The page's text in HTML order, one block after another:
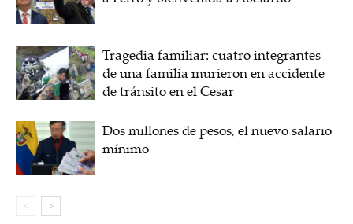
Tragedia familiar: cuatro integrantes
de una familia murieron en accidente
de tránsito en el Cesar
Dos millones de pesos, el nuevo salario
mínimo